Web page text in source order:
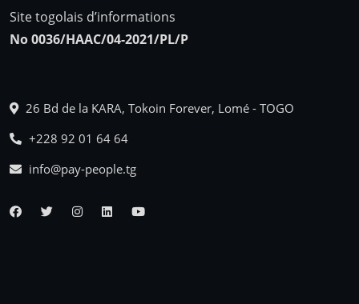
Site togolais d’informations
No 0036/HAAC/04-2021/PL/P
26 Bd de la KARA, Tokoin Forever, Lomé - TOGO
+228 92 01 64 64
info@pay-people.tg